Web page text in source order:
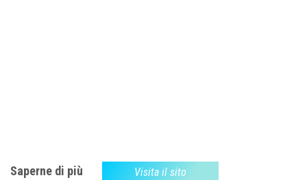
Saperne di più Visita il sito